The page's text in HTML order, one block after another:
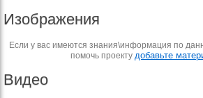
Изображения
Если у вас имеются знания\информация по
помочь проекту добавьте
Видео